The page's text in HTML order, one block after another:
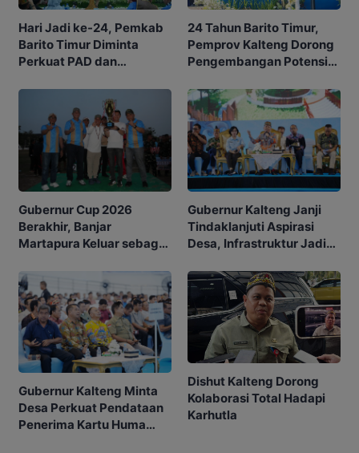
Hari Jadi ke-24, Pemkab
Barito Timur Diminta
Perkuat PAD dan
24 Tahun Barito Timur,
Pemprov Kalteng Dorong
Pengembangan Potensi
Gubernur Cup 2026
Berakhir, Banjar
Martapura Keluar sebagai
Gubernur Kalteng Janji
Tindaklanjuti Aspirasi
Desa, Infrastruktur Jadi
Gubernur Kalteng Minta
Desa Perkuat Pendataan
Penerima Kartu Huma
Dishut Kalteng Dorong
Kolaborasi Total Hadapi
Karhutla